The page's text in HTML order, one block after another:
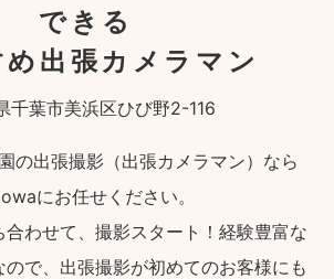
できる
出張カメラマン
千葉市美浜区ひび野2-116
の出張撮影（出張カメラマン）なら
にお任せください。
合わせて、撮影スタート！経験豊富な
で、出張撮影が初めてのお客様にも